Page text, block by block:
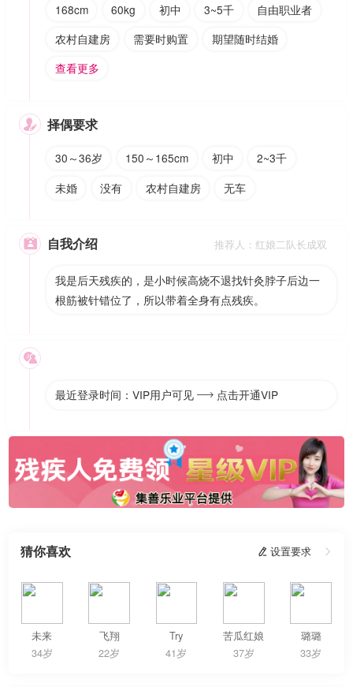
168cm
60kg 初中 3~5千
自由职业者
农村自建房
需要时购置
期望随时结婚
查看更多
 择偶要求
30～36岁 150～165cm 初中
2~3千
未婚
没有 农村自建房 无车
 自我介绍 推荐人：红娘二队长成双
我是后天残疾的，是小时候高烧不退找针灸脖子后边一
根筋被针错位了，所以带着全身有点残疾。

最近登录时间：VIP用户可见  点击开通VIP
猜你喜欢  设置要求 
未来
34岁
飞翔
22岁
Try
41岁
苦瓜红娘
37岁
璐璐
33岁